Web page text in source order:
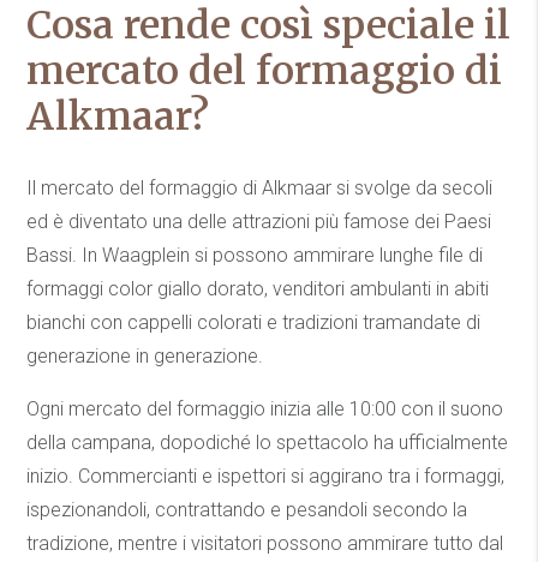
Cosa rende così speciale il
mercato del formaggio di
Alkmaar?
Il mercato del formaggio di Alkmaar si svolge da secoli
ed è diventato una delle attrazioni più famose dei Paesi
Bassi. In Waagplein si possono ammirare lunghe file di
formaggi color giallo dorato, venditori ambulanti in abiti
bianchi con cappelli colorati e tradizioni tramandate di
generazione in generazione.
Ogni mercato del formaggio inizia alle 10:00 con il suono
della campana, dopodiché lo spettacolo ha ufficialmente
inizio. Commercianti e ispettori si aggirano tra i formaggi,
ispezionandoli, contrattando e pesandoli secondo la
tradizione, mentre i visitatori possono ammirare tutto dal